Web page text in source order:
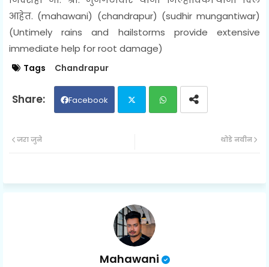
आहेत. (mahawani) (chandrapur) (sudhir mungantiwar)
(Untimely rains and hailstorms provide extensive
immediate help for root damage)
Tags Chandrapur
Facebook
ap
थोडे नवीन
जरा जुने
Mahawani